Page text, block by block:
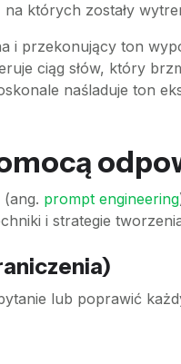
których zostały
i przekonujący ton
ciąg słów, który
naśladuje ton
prompt engineering
i strategie
lub poprawić